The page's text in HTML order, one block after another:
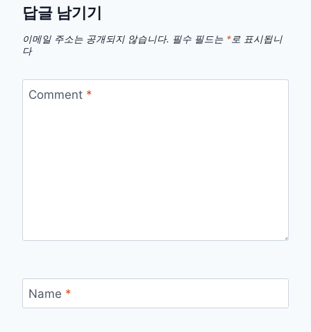
답글 남기기
이메일 주소는 공개되지 않습니다. 필수 필드는 *로 표시됩니
다
Comment *
Name *